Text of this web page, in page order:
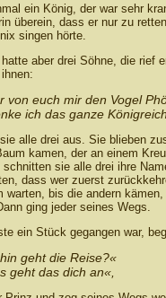
ein König, der war sehr
überein, dass er nur zu
singen hörte.
hatte aber drei Söhne, die rief
von euch mir den Vogel
ich das ganze
alle drei aus. Sie blieben
kamen, der an einem
schnitten sie alle drei ihre
dass wer zuerst
warten, bis die andern
ging jeder seines Wegs.
ein Stück gegangen war,
geht die Reise?«
geht das dich an«,